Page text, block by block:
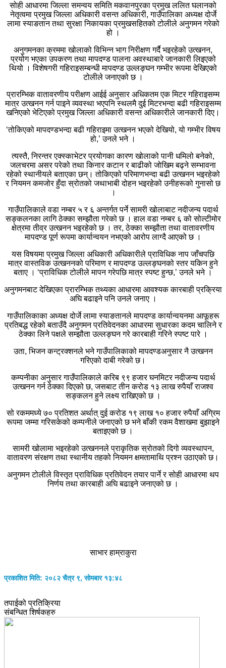
सोही आधारमा जिल्ला समन्वय समिति मकवानपुरका प्रमुख ललित घलानको
नेतृत्वमा प्रमुख जिल्ला अधिकारी वसन्त अधिकारी, गाउँपालिका अध्यक्ष दोर्जे
लामा स्याङतान तथा सुरक्षा निकायका प्रमुखसहितको टोलीले अनुगमन गरेको
हो ।
अनुगमनका क्रममा खोलाको विभिन्न भाग निरीक्षण गर्दै भइरहेको उत्खनन,
प्रयोग भएका उपकरण तथा मापदण्ड पालना अवस्थाबारे जानकारी लिइएको
थियो । विशेषगरी गहिराइसम्बन्धी मापदण्ड उल्लङ्घन गम्भीर रूपमा देखिएको
टोलीले जनाएको छ ।
प्रारम्भिक वातावरणीय परीक्षण आईई अनुसार अधिकतम एक मिटर गहिराइसम्म
मात्र उत्खनन गर्न पाइने व्यवस्था भएपनि स्थलमै दुई मिटरभन्दा बढी गहिराइसम्म
खनिएको भेटिएको प्रमुख जिल्ला अधिकारी वसन्त अधिकारीले जानकारी दिए।
‘तोकिएको मापदण्डभन्दा बढी गहिराइमा उत्खनन भएको देखियो, यो गम्भीर विषय
हो,’ उनले भने ।
त्यस्तै, निरन्तर एक्स्काभेटर प्रयोगका कारण खोलाको पानी धमिलो बनेको,
जलचरमा असर परेको तथा किनार कटान र बाढीको जोखिम बढ्ने सम्भावना
रहेको स्थानीयले बताएका छन्। तोकिएको परिमाणभन्दा बढी उत्खनन भइरहेको
र नियमन कमजोर हुँदा स्रोतको जथाभाबी दोहन भइरहेको उनीहरूको गुनासो छ
।
गाउँपालिकाले वडा नम्बर ५ र ६ अन्तर्गत पर्ने सामरी खोलाबाट नदीजन्य पदार्थ
सङ्कलनका लागि ठेक्का सम्झौता गरेको छ । हाल वडा नम्बर ६ को सोल्टीमोर
क्षेत्रमा तीव्र उत्खनन भइरहेको छ । तर, ठेक्का सम्झौता तथा वातावरणीय
मापदण्ड पूर्ण रूपमा कार्यान्वयन नभएको आरोप लाग्दै आएको छ ।
यस विषयमा प्रमुख जिल्ला अधिकारी अधिकारीले प्राविधिक नाप जाँचपछि
मात्र वास्तविक उत्खननको परिमाण र मापदण्ड उल्लङ्घनको स्तर यकिन हुने
बताए । ‘प्राविधिक टोलीले मापन गरेपछि मात्र स्पष्ट हुन्छ,’ उनले भने ।
अनुगमनबाट देखिएका प्रारम्भिक तथ्यका आधारमा आवश्यक कारबाही प्रक्रिया
अघि बढाइने पनि उनले जनाए ।
गाउँपालिकाका अध्यक्ष दोर्जे लामा स्याङतानले मापदण्ड कार्यान्वयनमा आफूहरू
प्रतिबद्ध रहेको बताउँदै अनुगमन प्रतिवेदनका आधारमा सुधारका कदम चालिने र
ठेक्का लिने पक्षले सम्झौता उल्लङ्घन गरे कारबाही गरिने स्पष्ट पारे ।
उता, भिजन कन्ट्रक्शनले भने गाउँपालिकाको मापदण्डअनुसार नै उत्खनन
गरिएको दाबी गरेको छ।
कम्पनीका अनुसार गाउँपालिकाले करिब ९९ हजार घनमिटर नदीजन्य पदार्थ
उत्खनन गर्न ठेक्का दिएको छ, जसबाट तीन करोड १३ लाख रुपैयाँ राजश्व
सङ्कलन हुने लक्ष्य राखिएको छ ।
सो रकममध्ये ७० प्रतिशत अर्थात् दुई करोड १९ लाख १० हजार रुपैयाँ अग्रिम
रूपमा जम्मा गरिसकेको कम्पनीले जनाएको छ भने बाँकी रकम वैशाखमा बुझाइने
बताइएको छ ।
सामरी खोलामा भइरहेको उत्खननले प्राकृतिक स्रोतको दिगो व्यवस्थापन,
वातावरण संरक्षण तथा स्थानीय तहको नियमन क्षमतामाथि प्रश्न उठाएको छ।
अनुगमन टोलीले विस्तृत प्राविधिक प्रतिवेदन तयार पार्ने र सोही आधारमा थप
निर्णय तथा कारबाही अघि बढाइने जनाएको छ ।
साभार हाम्राकुरा
प्रकाशित मिति: २०८२ चैत्र ९, सोमबार १३:४८
तपाईको प्रतिक्रिया
संबन्धित शिर्षकहरु